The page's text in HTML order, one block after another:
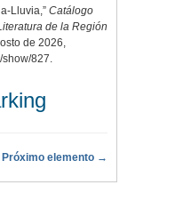
Lluvia,” Catálogo
de la Región
de 2026,
show/827.
Próximo elemento →